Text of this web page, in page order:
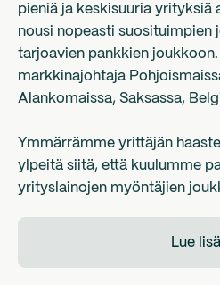
pieniä ja keskisuuria yrityksiä
nousi nopeasti suosituimpien
tarjoavien pankkien
markkinajohtaja
Alankomaissa, Saksassa,
Ymmärrämme yrittäjän
ylpeitä siitä, että kuulumme
yrityslainojen myöntäjien
Lue